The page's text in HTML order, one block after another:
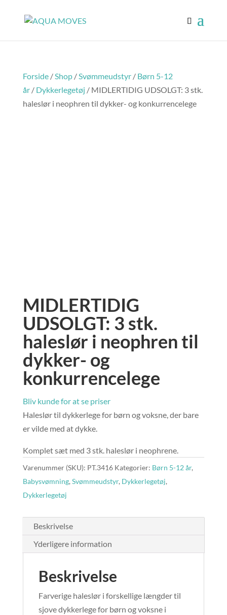
Forside/Shop/Svømmeudstyr/ Børn 5-12
år/ Dykkerlegetøj / MIDLERTIDIG UDSOLGT: 3 stk.
haleslør i neophren til dykker- og konkurrencelege
MIDLERTIDIG
UDSOLGT: 3 stk.
haleslør i neophren til
dykker- og
konkurrencelege
Bliv kunde for at se priser
Haleslør til dykkerlege for børn og voksne, der bare
er vilde med at dykke.
Komplet sæt med 3 stk. haleslør i neophrene.
Varenummer (SKU): PT.3416 Kategorier: Børn 5-12 år,
Babysvømning, Svømmeudstyr, Dykkerlegetøj,
Dykkerlegetøj
Beskrivelse
Yderligere information
Beskrivelse
Farverige haleslør i forskellige længder til
sjove dykkerlege for børn og voksne i